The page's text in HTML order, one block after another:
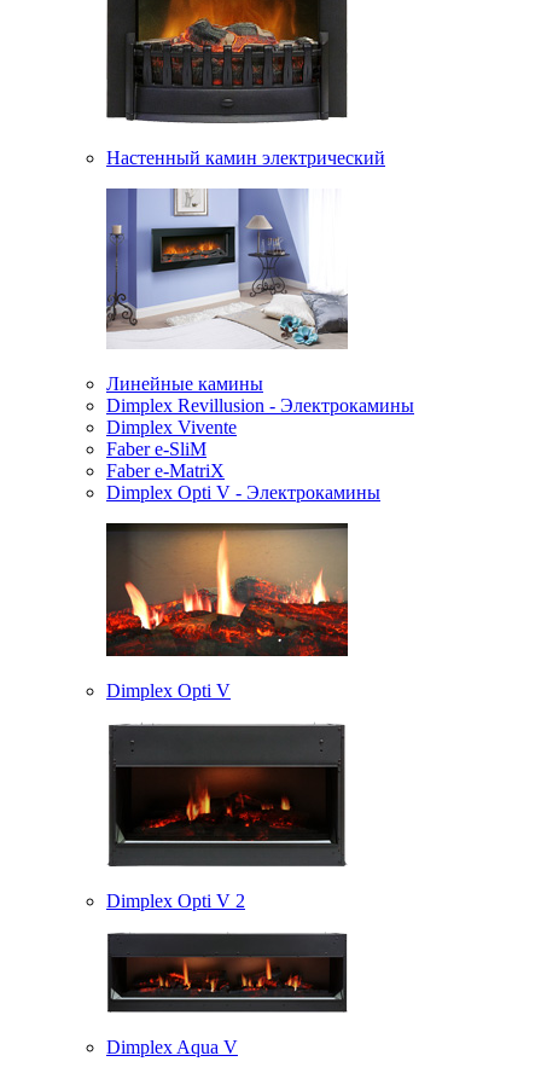
Настенный камин электрический
Линейные камины
Dimplex Revillusion - Электрокамины
Dimplex Vivente
Faber e-SliM
Faber e-MatriX
Dimplex Opti V - Электрокамины
Dimplex Opti V
Dimplex Opti V 2
Dimplex Aqua V